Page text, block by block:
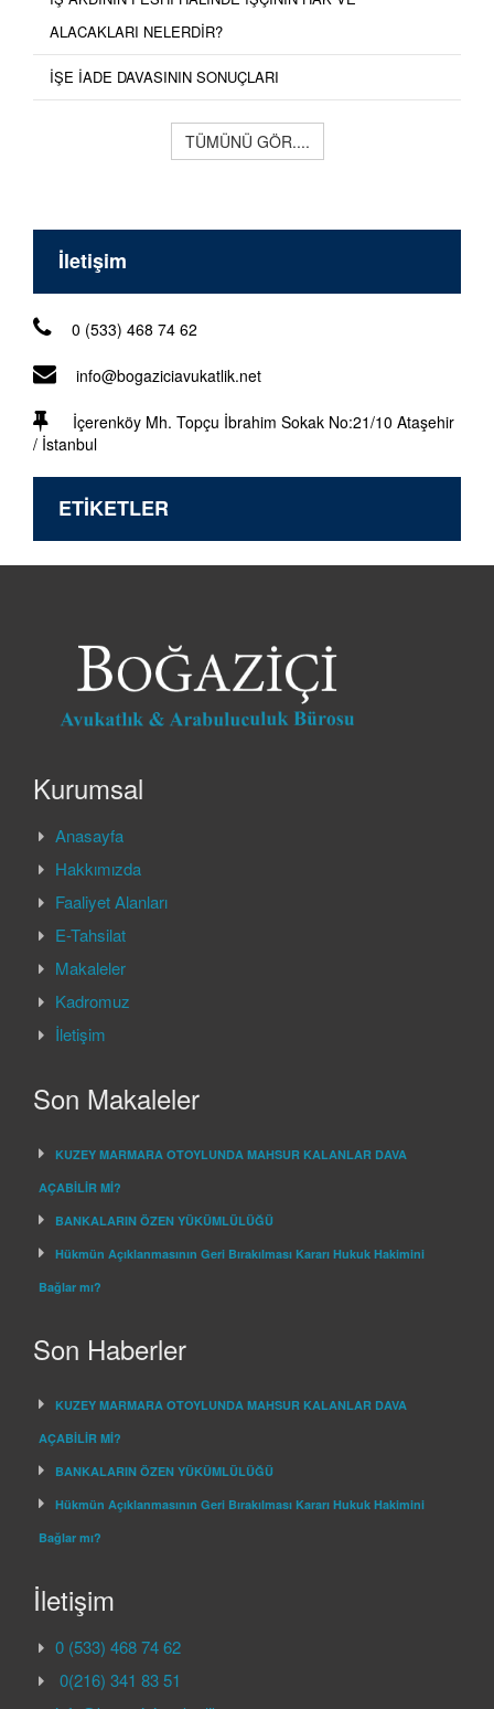
ALACAKLARI NELERDİR?
İŞE İADE DAVASININ SONUÇLARI
TÜMÜNÜ GÖR....
İletişim
0 (533) 468 74 62
info@bogaziciavukatlik.net
İçerenköy Mh. Topçu İbrahim Sokak No:21/10 Ataşehir
/ İstanbul
ETİKETLER
Kurumsal
Anasayfa
Hakkımızda
Faaliyet Alanları
E-Tahsilat
Makaleler
Kadromuz
İletişim
Son Makaleler
KUZEY MARMARA OTOYLUNDA MAHSUR KALANLAR DAVA
AÇABİLİR Mİ?
BANKALARIN ÖZEN YÜKÜMLÜLÜĞÜ
Hükmün Açıklanmasının Geri Bırakılması Kararı Hukuk Hakimini
Bağlar mı?
Son Haberler
KUZEY MARMARA OTOYLUNDA MAHSUR KALANLAR DAVA
AÇABİLİR Mİ?
BANKALARIN ÖZEN YÜKÜMLÜLÜĞÜ
Hükmün Açıklanmasının Geri Bırakılması Kararı Hukuk Hakimini
Bağlar mı?
İletişim
0 (533) 468 74 62
0(216) 341 83 51